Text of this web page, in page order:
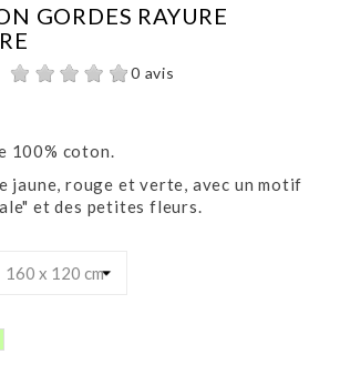
GORDES RAYURE
0 avis
100% coton.
jaune, rouge et verte, avec un motif
et des petites fleurs.
Vert
clair